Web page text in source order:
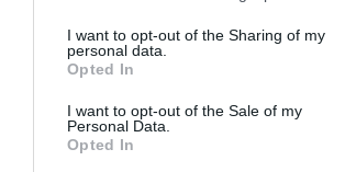
I want to opt-out of the Sharing of my
personal data.
Opted In
I want to opt-out of the Sale of my
Personal Data.
Opted In